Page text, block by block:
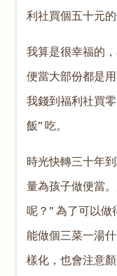
利社買個五十元
我算是很幸福的
便當大部份都是
我錢到福利社買
飯” 吃。
時光快轉三十年
量為孩子做便當
呢？” 為了可以
能做個三菜一湯
樣化，也會注意